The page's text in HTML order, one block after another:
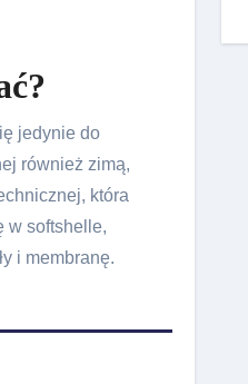
jedynie do
również zimą,
która
w softshelle,
i membranę.